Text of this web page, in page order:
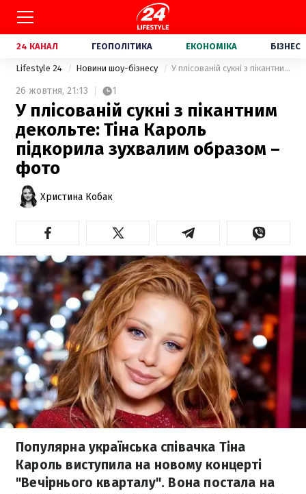
24 КАНАЛ ГЕОПОЛІТИКА ЕКОНОМІКА БІЗНЕС
Lifestyle 24 Новини шоу-бізнесу У плісованій сукні з пікантним декольте: Тіна Кароль підкорила зухвалим образом – фото
26 жовтня, 21:13 1
У плісованій сукні з пікантним
декольте: Тіна Кароль
підкорила зухвалим образом –
фото
Христина Кобак
Популярна українська співачка Тіна
Кароль виступила на новому концерті
"Вечірнього кварталу". Вона постала на